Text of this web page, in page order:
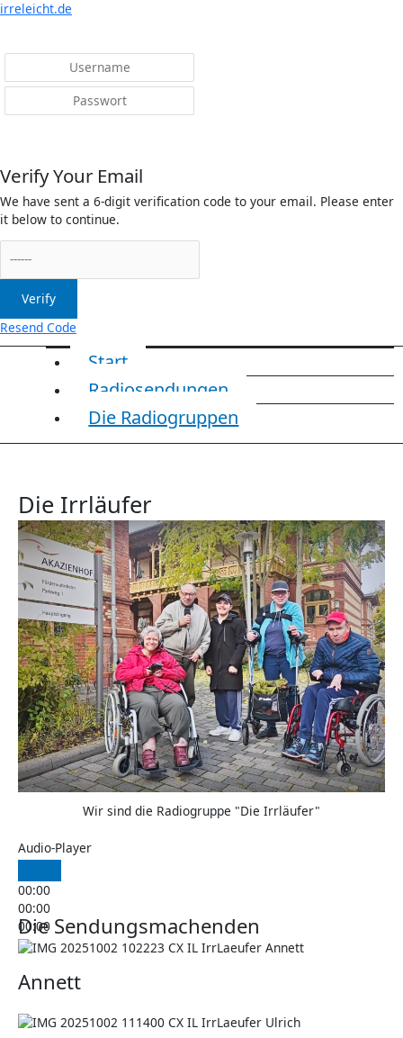
irreleicht.de
Verify Your Email
We have sent a 6-digit verification code to your email. Please enter
it below to continue.
Verify
Resend Code
Menü
Start
Radiosendungen
Die Radiogruppen
Die Irrläufer
Wir sind die Radiogruppe "Die Irrläufer"​
Audio-Player
00:00
00:00
00:00
Die Sendungsmachenden
Annett